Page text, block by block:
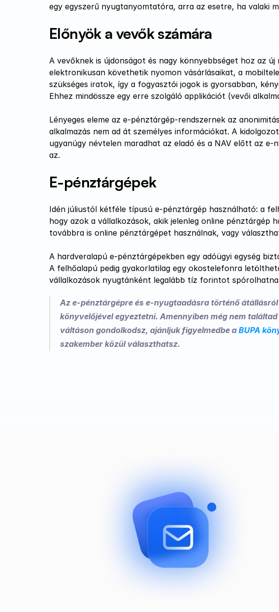
egy egyszerű nyugtanyomtatóra, arra az esetre, ha valaki
Előnyök a vevők számára
A vevőknek is újdonságot és nagy könnyebbséget hoz az
elektronikusan követhetik nyomon vásárlásaikat, a
szükséges iratok, így a fogyasztói jogok is gyorsabban,
Ehhez mindössze egy erre szolgáló applikációt (vevői
Lényeges eleme az e-pénztárgép-rendszernek az
alkalmazás nem ad át személyes információkat. A
ugyanúgy névtelen maradhat az eladó és a NAV előtt az
az.
E-pénztárgépek
Idén júliustól kétféle típusú e-pénztárgép használható: a
hogy azok a vállalkozások, akik jelenleg online pénztárgép
továbbra is online pénztárgépet használnak, vagy
A hardveralapú e-pénztárgépekben egy adóügyi egység
A felhőalapú pedig gyakorlatilag egy okostelefonra
vállalkozások nyugtánként legalább tíz forintot
Az e-pénztárgépre és e-nyugtaadásra történő
könyvelőjével egyeztetni. Amennyiben még nem
váltáson gondolkodsz, ajánljuk figyelmedbe a BUPA
szakember közül választhatsz.